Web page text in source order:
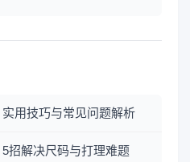
用技巧与常见问题解析
招解决尺码与打理难题